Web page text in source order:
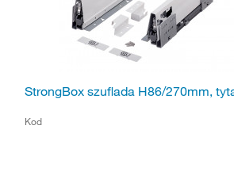
StrongBox szuflada H86/270mm,
Kod